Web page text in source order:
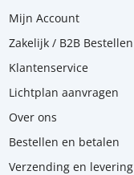
Mijn Account
Zakelijk / B2B Bestellen
Klantenservice
Lichtplan aanvragen
Over ons
Bestellen en betalen
Verzending en levering